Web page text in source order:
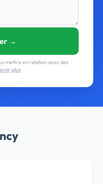
→
mettre en relation avec des
plus